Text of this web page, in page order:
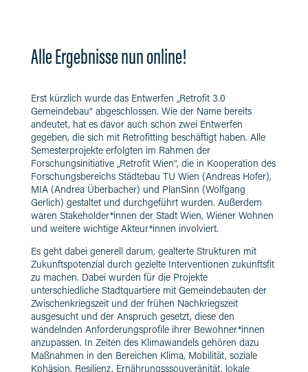
Alle Ergebnisse nun online!
Erst kürzlich wurde das Entwerfen „Retrofit 3.0
Gemeindebau“ abgeschlossen. Wie der Name bereits
andeutet, hat es davor auch schon zwei Entwerfen
gegeben, die sich mit Retrofitting beschäftigt haben. Alle
Semesterprojekte erfolgten im Rahmen der
Forschungsinitiative „Retrofit Wien“, die in Kooperation des
Forschungsbereichs Städtebau TU Wien (Andreas Hofer),
MIA (Andrea Überbacher) und PlanSinn (Wolfgang
Gerlich) gestaltet und durchgeführt wurden. Außerdem
waren Stakeholder*innen der Stadt Wien, Wiener Wohnen
und weitere wichtige Akteur*innen involviert.
Es geht dabei generell darum, gealterte Strukturen mit
Zukunftspotenzial durch gezielte Interventionen zukunftsfit
zu machen. Dabei wurden für die Projekte
unterschiedliche Stadtquartiere mit Gemeindebauten der
Zwischenkriegszeit und der frühen Nachkriegszeit
ausgesucht und der Anspruch gesetzt, diese den
wandelnden Anforderungsprofile ihrer Bewohner*innen
anzupassen. In Zeiten des Klimawandels gehören dazu
Maßnahmen in den Bereichen Klima, Mobilität, soziale
Kohäsion, Resilienz, Ernährungsssouveränität, lokale